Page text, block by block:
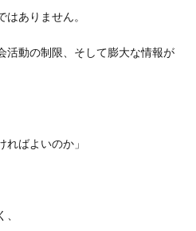
ありません。
活動の制限、そして膨大な情報が
ればよいのか」